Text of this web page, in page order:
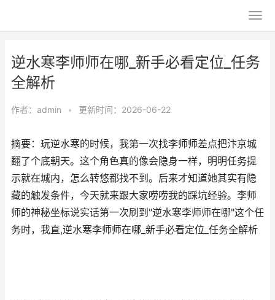
逆水寒李师师在哪_新手必看定位_任务
全解析
作者： admin • 更新时间：2026-06-22
摘要：玩逆水寒的时候，我第一次找李师师差点把汴京城
翻了个底朝天。这个角色真的像会隐身一样，明明任务提
示就在城内，怎么转悠都找不到。后来才知道她其实有隐
藏的触发条件，今天就来跟大家唠唠我的踩坑经验。李师
师的神秘坐标说实话第一次刷到"逆水寒李师师在哪"这个任
务时，我直,逆水寒李师师在哪_新手必看定位_任务全解析